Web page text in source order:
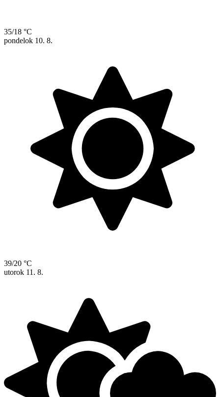
35/18 °C
pondelok 10. 8.
39/20 °C
utorok 11. 8.